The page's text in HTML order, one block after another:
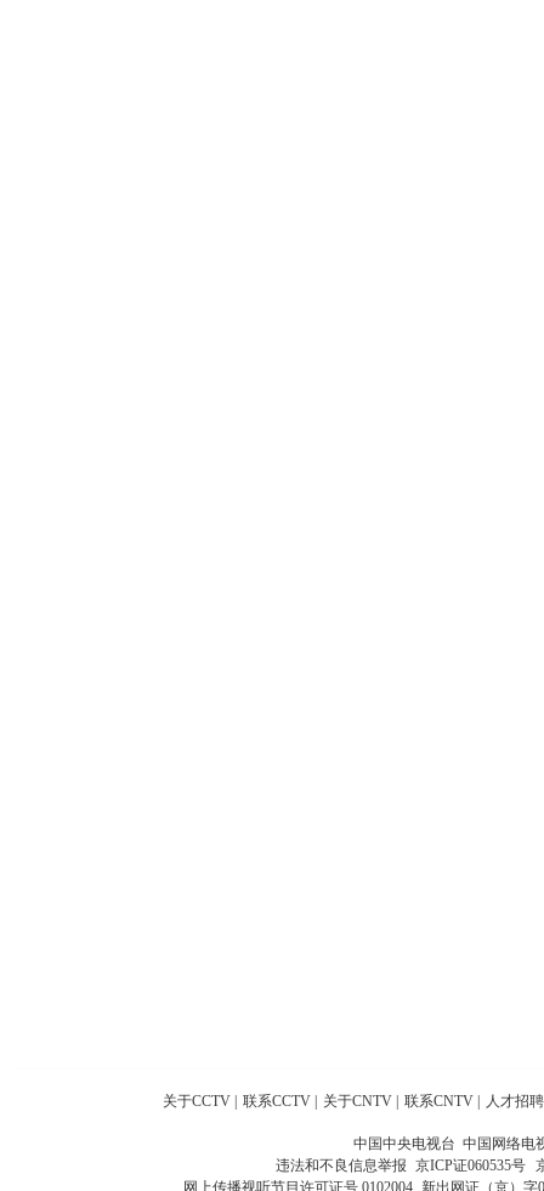
关于CCTV 联系CCTV 关于CNTV 联系CNTV 人才招聘
中国中央电视台 中国网络电
违法和不良信息举报 京ICP证060535号
网上传播视听节目许可证号 0102004 新出网证（京）